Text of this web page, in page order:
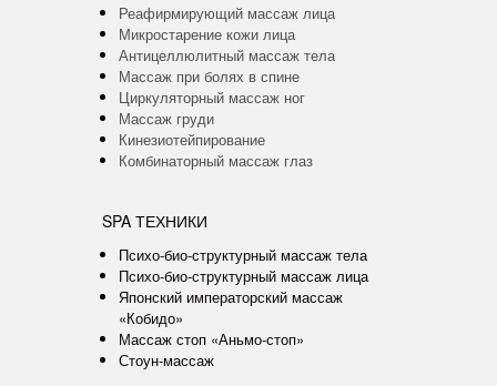
Реафирмирующий массаж лица
Микростарение кожи лица
Антицеллюлитный массаж тела
Массаж при болях в спине
Циркуляторный массаж ног
Массаж груди
Кинезиотейпирование
Комбинаторный массаж глаз
SPA ТЕХНИКИ
Психо-био-структурный массаж тела
Психо-био-структурный массаж лица
Японский императорский массаж
«Кобидо»
Массаж стоп «Аньмо-стоп»
Стоун-массаж